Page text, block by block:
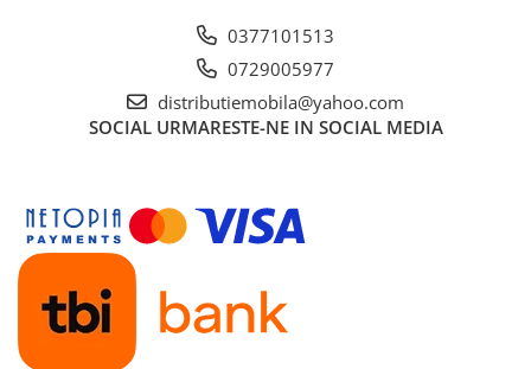
0377101513
0729005977
distributiemobila@yahoo.com
SOCIAL URMARESTE-NE IN SOCIAL MEDIA